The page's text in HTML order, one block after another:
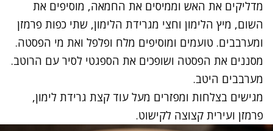
מדליקים את האש וממיסים את החמאה, מוסיפים את
השום, מיץ הלימון וחצי מגרידת הלימון, שתי כפות פרמזן
ומערבבים. טועמים ומוסיפים מלח ופלפל ואת מי הפסטה.
מסננים את הפסטה ושופכים את הספגטי לסיר עם הרוטב.
מערבבים היטב.
מגישים בצלחות ומפזרים מעל עוד קצת גרידת לימון,
פרמזן ועירית קצוצה לקישוט.